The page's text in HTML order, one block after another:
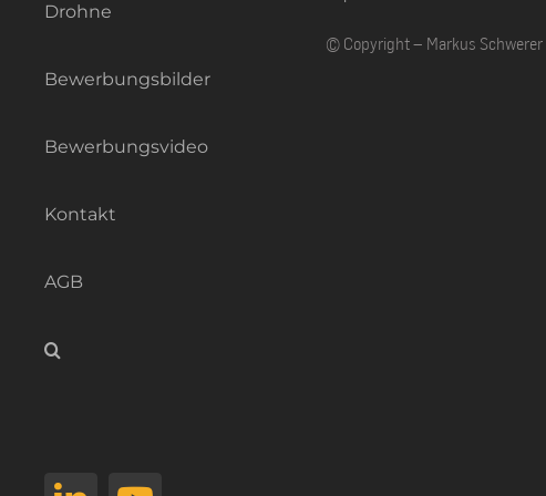
Drohne
Bewerbungsbilder
Bewerbungsvideo
Kontakt
AGB
© Copyright – Markus Schwerer